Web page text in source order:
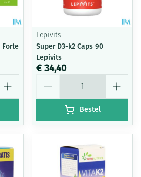
Forte
Lepivits
Super D3-k2 Caps 90
Lepivits
€ 34,40
Bestel